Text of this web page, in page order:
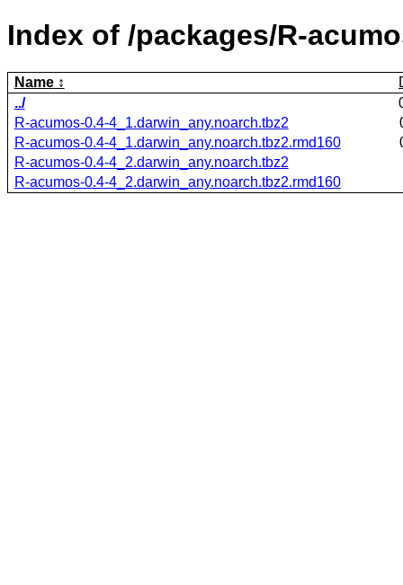
Index of /packages/R-
Name
../
R-acumos-0.4-4_1.darwin_any.noarch.tbz2
R-acumos-0.4-4_1.darwin_any.noarch.tbz2.rmd160
R-acumos-0.4-4_2.darwin_any.noarch.tbz2
R-acumos-0.4-4_2.darwin_any.noarch.tbz2.rmd160